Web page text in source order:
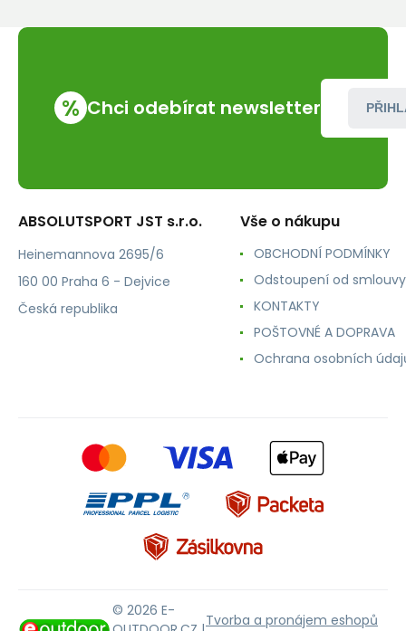
% Chci odebírat newsletter
ABSOLUTSPORT JST s.r.o.
Heinemannova 2695/6
160 00 Praha 6 - Dejvice
Česká republika
Vše o nákupu
OBCHODNÍ PODMÍNKY
Odstoupení od smlouvy
KONTAKTY
POŠTOVNÉ A DOPRAVA
Ochrana osobních
© 2026 E-
Tvorba a pronájem eshopů